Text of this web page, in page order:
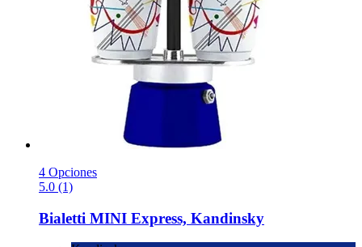
4 Opciones
5.0 (1)
Bialetti MINI Express, Kandinsky